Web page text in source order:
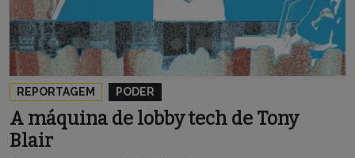
REPORTAGEM PODER
A máquina de lobby tech de Tony
Blair